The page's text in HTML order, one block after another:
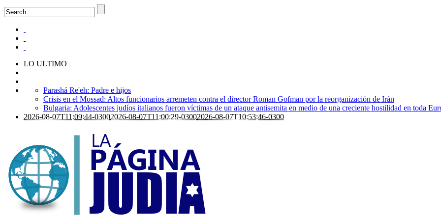
LO ULTIMO
Parashá Re'eh: Padre e hijos
Crisis en el Mossad: Altos funcionarios arremeten contra el director Roman Gofman por la reorganización de Irán
Bulgaria: Adolescentes judíos italianos fueron víctimas de un ataque antisemita en medio de una creciente hostilidad en toda
2026-08-07T11:09:44-03002026-08-07T11:00:29-03002026-08-07T10:53:46-0300